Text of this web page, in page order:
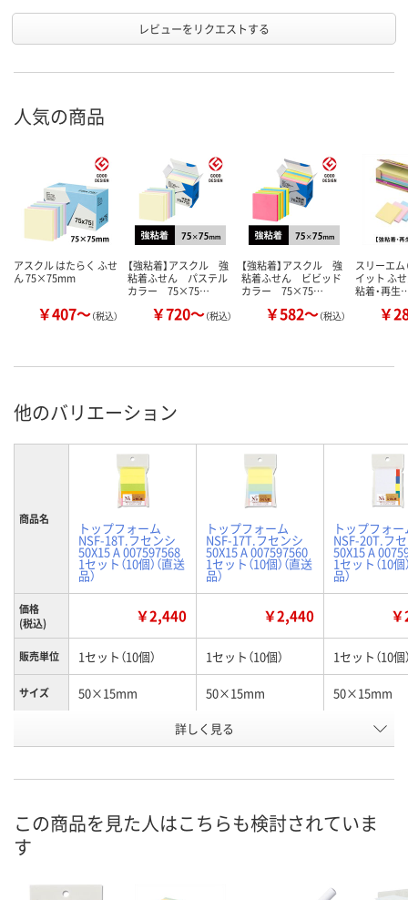
レビューをリクエストする
人気の商品
アスクル はたらく ふせ
ん 75×75mm
￥407～（税込）
【強粘着】アスクル 強
粘着ふせん パステル
カラー 75×75…
￥720～（税込）
【強粘着】アスクル 強
粘着ふせん ビビッド
カラー 75×75…
￥582～（税込）
スリーエム
イット ふ
粘着・再生
￥
他のバリエーション
商品名
トップフォーム
NSF-18T.フセンシ
50X15 A 007597568
1セット（10個）（直送
品）
トップフォーム
NSF-17T.フセンシ
50X15 A 007597560
1セット（10個）（直送
品）
トップフォー
NSF-20T.フ
50X15 A
1セット（10個
品）
価格
(税込)
￥2,440 ￥2,440
販売単位 1セット（10個） 1セット（10個） 1セット（10個
サイズ 50×15mm 50×15mm 50×15mm
ネオンカラーアソー
ト
パステルカラーアソ
ート
ビビットカ
ート
お申込番
在庫 直送品 直送品 直送品
詳しく見る
この商品を見た人はこちらも検討されていま
す